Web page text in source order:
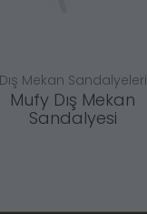
Dış Mekan Sandalyeleri
Mufy Dış Mekan
Sandalyesi